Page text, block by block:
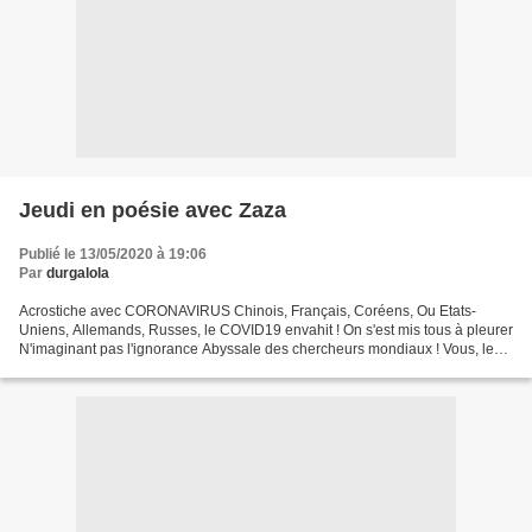
Jeudi en poésie avec Zaza
Publié le 13/05/2020 à 19:06
Par durgalola
Acrostiche avec CORONAVIRUS Chinois, Français, Coréens, Ou Etats-
Uniens, Allemands, Russes, le COVID19 envahit ! On s'est mis tous à pleurer
N'imaginant pas l'ignorance Abyssale des chercheurs mondiaux ! Vous, les